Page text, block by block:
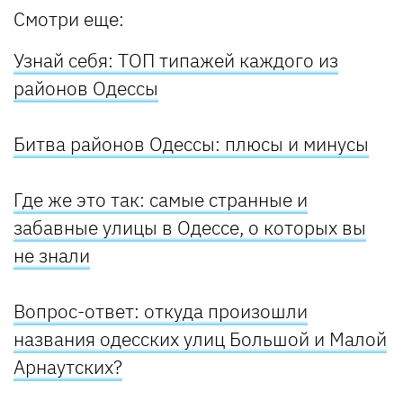
Смотри еще:
Узнай себя: ТОП типажей каждого из
районов Одессы
Битва районов Одессы: плюсы и минусы
Где же это так: самые странные и
забавные улицы в Одессе, о которых вы
не знали
Вопрос-ответ: откуда произошли
названия одесских улиц Большой и Малой
Арнаутских?